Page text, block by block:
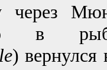
через
в
) вернулся